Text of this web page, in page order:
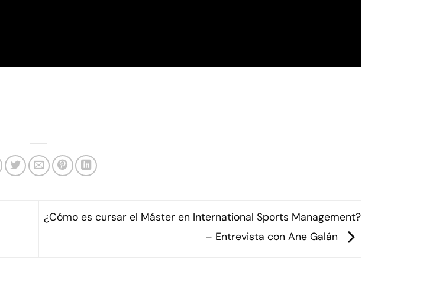
¿Cómo es cursar el Máster en International Sports Management?
– Entrevista con Ane Galán